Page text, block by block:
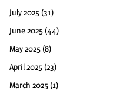
July 2025 (31)
June 2025 (44)
May 2025 (8)
April 2025 (23)
March 2025 (1)